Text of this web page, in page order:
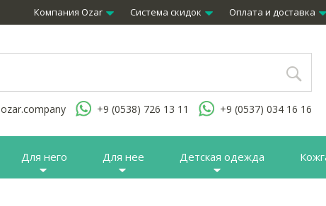
Компания Ozar Система скидок Оплата и доставка
ozar.company +9 (0538) 726 13 11 +9 (0537) 034 16 16
Для него Для нее Детская одежда